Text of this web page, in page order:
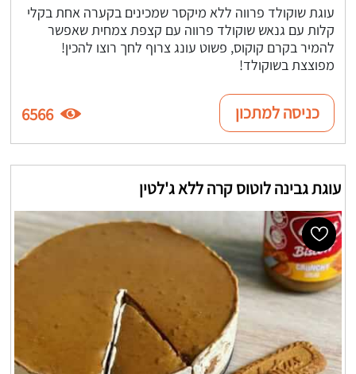
עוגת שוקולד פרווה ללא מיקסר שמכינים בקערה אחת בקלי
קלות עם גנאש שוקולד פרווה עם קצפת צמחית שאפשר
להמיר בקרם קוקוס, פשוט עונג צרוף לחך רוצו להכין!
מפוצצת בשוקולד!
כניסה למתכון 6566
עוגת גבינה לוטוס קרה ללא ג'לטין